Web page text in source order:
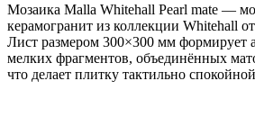
Мозаика Malla Whitehall Pearl mate —
керамогранит из коллекции Whitehall
Лист размером 300×300 мм формирует
мелких фрагментов, объединённых
что делает плитку тактильно